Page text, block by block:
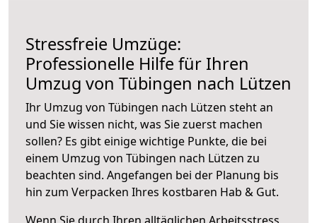
Stressfreie Umzüge:
Professionelle Hilfe für Ihren
Umzug von Tübingen nach Lützen
Ihr Umzug von Tübingen nach Lützen steht an
und Sie wissen nicht, was Sie zuerst machen
sollen? Es gibt einige wichtige Punkte, die bei
einem Umzug von Tübingen nach Lützen zu
beachten sind. Angefangen bei der Planung bis
hin zum Verpacken Ihres kostbaren Hab & Gut.